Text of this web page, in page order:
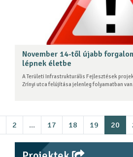
November 14-től újabb
lépnek életbe
A Területi Infrastrukturális Fejlesztések
Zrínyi utca felújítása jelenleg folyamatban
2 ... 17 18 19 20